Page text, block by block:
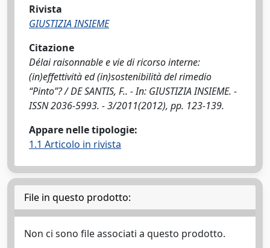
Rivista
GIUSTIZIA INSIEME
Citazione
Délai raisonnable e vie di ricorso interne:
(in)effettività ed (in)sostenibilità del rimedio
“Pinto”? / DE SANTIS, F.. - In: GIUSTIZIA INSIEME. -
ISSN 2036-5993. - 3/2011(2012), pp. 123-139.
Appare nelle tipologie:
1.1 Articolo in rivista
File in questo prodotto:
Non ci sono file associati a questo prodotto.